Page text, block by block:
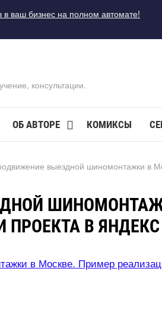
в ваш бизнес на полном автомате!
консультации.
ОБ АВТОРЕ КОМИКСЫ
выездной шиномонтажки в
В ЯНДЕКС